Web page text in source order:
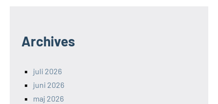
Archives
juli 2026
juni 2026
maj 2026